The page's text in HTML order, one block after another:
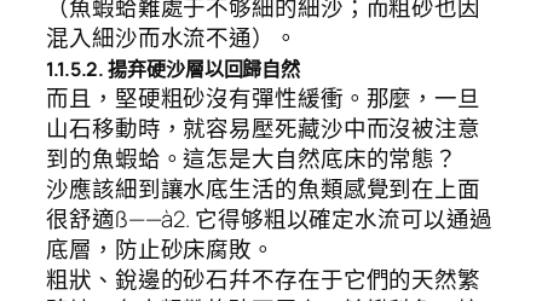
（魚蝦蛤難處于不够細的細沙；而粗砂也因
混入細沙而水流不通）。
1.1.5.2. 揚弃硬沙層以回歸自然
而且，堅硬粗砂沒有彈性緩衝。那麼，一旦
山石移動時，就容易壓死藏沙中而沒被注意
到的魚蝦蛤。這怎是大自然底床的常態？
沙應該細到讓水底生活的魚類感覺到在上面
很舒適ß——à2. 它得够粗以確定水流可以通過
底層，防止砂床腐敗。
粗狀、銳邊的砂石幷不存在于它們的天然繁